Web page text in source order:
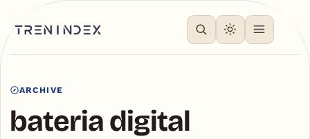
ARCHIVE
bateria digital